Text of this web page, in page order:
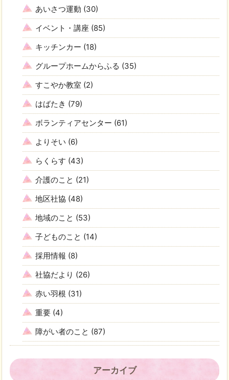
あいさつ運動 (30)
イベント・講座 (85)
キッチンカー (18)
グループホームからふる (35)
すこやか教室 (2)
はばたき (79)
ボランティアセンター (61)
よりそい (6)
らくらす (43)
介護のこと (21)
地区社協 (48)
地域のこと (53)
子どものこと (14)
採用情報 (8)
社協だより (26)
赤い羽根 (31)
重要 (4)
障がい者のこと (87)
アーカイブ